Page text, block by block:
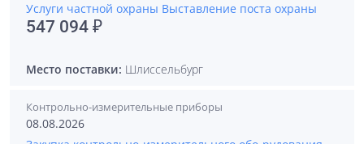
Услуги частной охраны Выставление поста охраны
547 094 ₽
Место поставки: Шлиссельбург
Контрольно-измерительные приборы
08.08.2026